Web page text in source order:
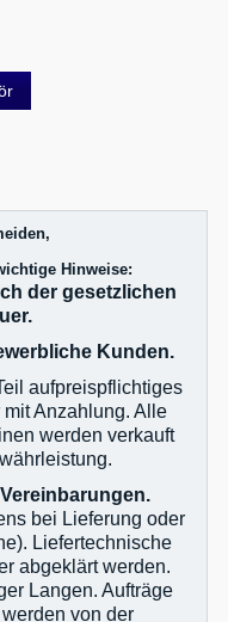
Hinweise:
der gesetzlichen
Kunden.
aufpreispflichtiges
Anzahlung. Alle
werden verkauft
bei Lieferung oder
Liefertechnische
abgeklärt werden.
Langen. Aufträge
von der